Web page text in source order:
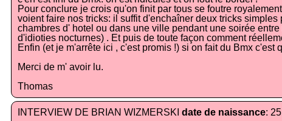
Pour conclure je crois qu'on finit par tous se foutre
voient faire nos tricks: il suffit d'enchaîner deux tricks
chambres d' hotel ou dans une ville pendant une soirée
d'idioties nocturnes) . Et puis de toute façon comment
Enfin (et je m'arrête ici , c'est promis !) si on fait du Bmx
Merci de m' avoir lu.
Thomas
INTERVIEW DE BRIAN WIZMERSKI date de naissance: